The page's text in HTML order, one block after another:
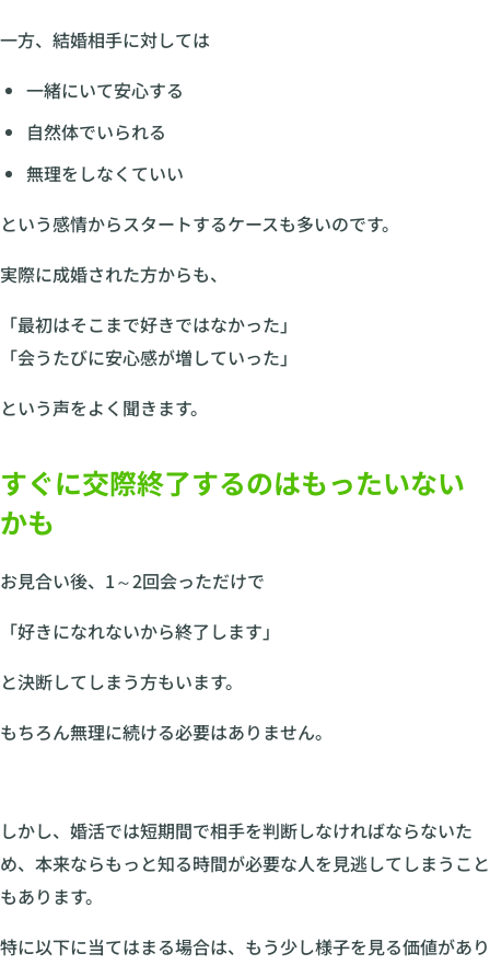
一方、結婚相手に対しては
一緒にいて安心する
自然体でいられる
無理をしなくていい
という感情からスタートするケースも多いのです。
実際に成婚された方からも、
「最初はそこまで好きではなかった」
「会うたびに安心感が増していった」
という声をよく聞きます。
すぐに交際終了するのはもったいない
かも
お見合い後、1～2回会っただけで
「好きになれないから終了します」
と決断してしまう方もいます。
もちろん無理に続ける必要はありません。
しかし、婚活では短期間で相手を判断しなければならないた
め、本来ならもっと知る時間が必要な人を見逃してしまうこと
もあります。
特に以下に当てはまる場合は、もう少し様子を見る価値があり